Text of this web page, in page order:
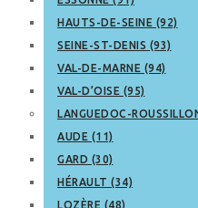
HAUTS-DE-SEINE (92)
SEINE-ST-DENIS (93)
VAL-DE-MARNE (94)
VAL-D’OISE (95)
LANGUEDOC-
AUDE (11)
GARD (30)
HÉRAULT (34)
LOZÈRE (48)